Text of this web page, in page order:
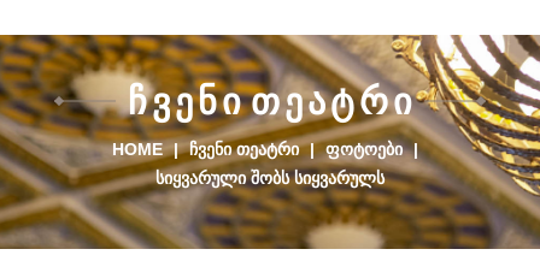
ᲩᲕᲔᲜᲘ ᲗᲔᲐᲢᲠᲘ
HOME | ᲩᲕᲔᲜᲘ ᲗᲔᲐᲢᲠᲘ | ᲤᲝᲢᲝᲔᲑᲘ |
ᲡᲘᲧᲕᲐᲠᲣᲚᲘ ᲨᲝᲑᲡ ᲡᲘᲧᲕᲐᲠᲣᲚᲡ